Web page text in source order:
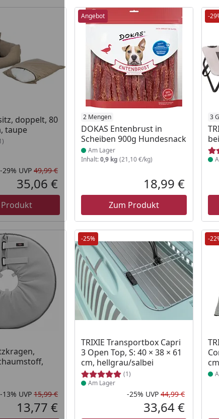
doppelt, 80
taupe
Rabatt in Prozent
-29%
Ursprünglicher Preis
UVP 49,99 €
Aktueller Preis
35,06 €
Angebot
2 Mengen
DOKAS Entenbrust in
Scheiben 900g Hundesnack
Produkt am Lager
Am Lager
Inhalt:0,9 kg (21,10 €/kg)
Aktueller
18,99 €
Zum Produkt
-
3
Rabatt in Prozent
-13%
Ursprünglicher Preis
UVP 15,99 €
Aktueller Preis
13,77 €
-25%
TRIXIE Transportbox Capri
3 Open Top, S: 40 × 38 × 61
cm, hellgrau/salbei
(1)
Produkt am Lager
Am Lager
Rabatt in
-25% UVP 44,99 €
Aktueller
33,64 €
-